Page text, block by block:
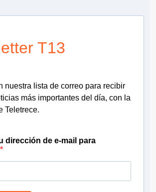
T13
nuestra lista de correo para recibir
más importantes del día, con la
Teletrece.
dirección de e-mail para